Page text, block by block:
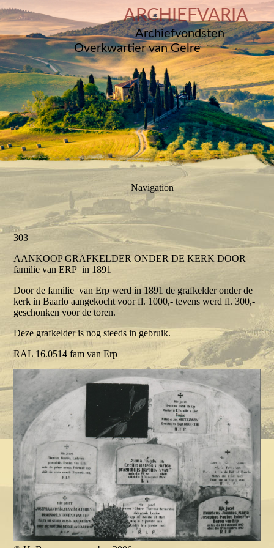
ARCHIEFVARIA
Archiefvondsten
Overkwartier van Gelre
Navigation
303
AANKOOP GRAFKELDER ONDER DE KERK DOOR
familie van ERP in 1891
Door de familie van Erp werd in 1891 de grafkelder onder de
kerk in Baarlo aangekocht voor fl. 1000,- tevens werd fl. 300,-
geschonken voor de toren.
Deze grafkelder is nog steeds in gebruik.
RAL 16.0514 fam van Erp